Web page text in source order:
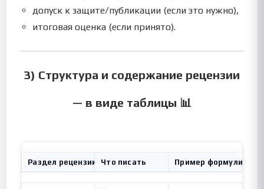
допуск к защите/публикации (если это нужно),
итоговая оценка (если принято).
3) Структура и содержание рецензии
— в виде таблицы 📊
Раздел рецензии Что писать Пример